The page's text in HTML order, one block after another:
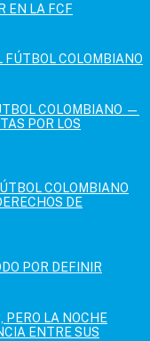
EN LA FCF
FÚTBOL COLOMBIANO
COLOMBIANO —
POR LOS
COLOMBIANO
DE
POR DEFINIR
PERO LA NOCHE
ENTRE SUS